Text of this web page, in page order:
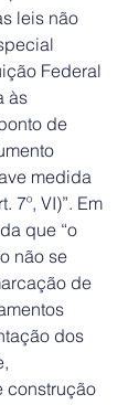
leis não
Federal
às
de
medida
7º, VI)”. Em
que “o
não se
de
dos
construção